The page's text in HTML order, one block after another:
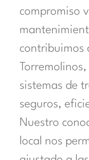
compromiso
contribuimos
sistemas de
seguros,
Nuestro
local nos